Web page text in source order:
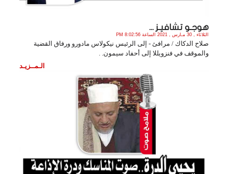
هوجـو تشافيـز ...
الثلاثاء , 30 مـارس , 2021 الساعة 8:02:56 PM
صلاح الدكاك / مرافئ - إلى الرئيس نيكولاس مادورو ورفاق القضية
والموقف في فنزويللا إلى أحفاد سيمون. .
الـمــزيـد